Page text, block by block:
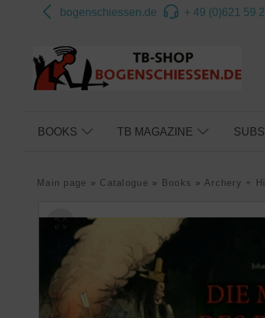
bogenschiessen.de + 49 (0)621 59
BOOKS TB MAGAZINE
Main page » Catalogue » Books » Archery +